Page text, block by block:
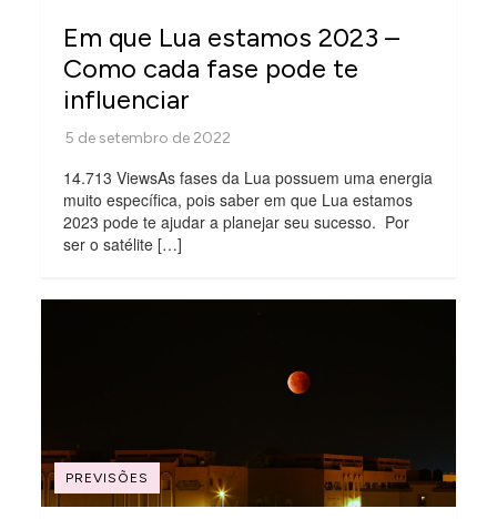
Em que Lua estamos 2023 –
Como cada fase pode te
influenciar
14.713 ViewsAs fases da Lua possuem uma energia
muito específica, pois saber em que Lua estamos
2023 pode te ajudar a planejar seu sucesso. Por
ser o satélite […]
PREVISÕES